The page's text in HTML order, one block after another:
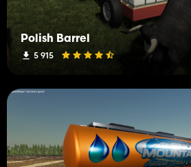
Polish Barrel
5 915